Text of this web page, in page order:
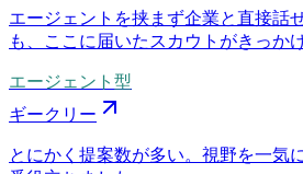
エージェントを挟まず企業と直接話
も、ここに届いたスカウトがきっか
エージェント型
ギークリー
とにかく提案数が多い。視野を一気